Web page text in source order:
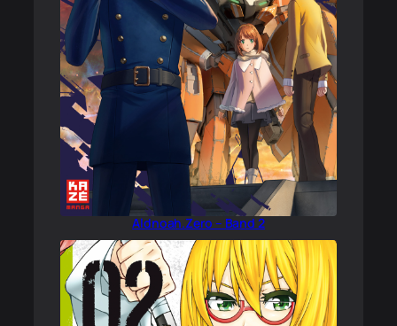
Aldnoah.Zero – Band 2